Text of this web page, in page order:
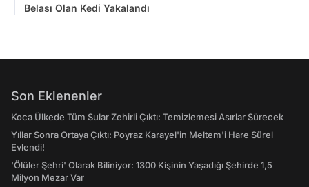
Belası Olan Kedi Yakalandı
Son Eklenenler
Koca Ülkede Tüm Sular Zehirli Çıktı: Temizlemesi Asırlar Sürecek
Yıllar Sonra Ortaya Çıktı: Poyraz Karayel'in Meltem'i Hare Sürel
Evlendi!
'Ölüler Şehri' Olarak Biliniyor: 1300 Kişinin Yaşadığı Şehirde 1,5
Milyon Mezar Var